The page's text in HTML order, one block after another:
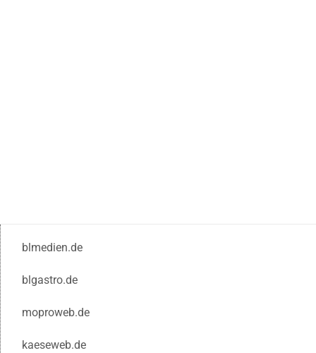
blmedien.de
blgastro.de
moproweb.de
kaeseweb.de